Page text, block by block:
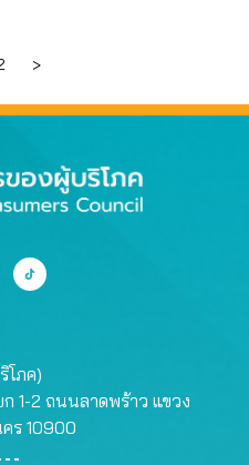
>
โภค)
ก 1-2 ถนนลาดพร้าว แขวง
ร 10900